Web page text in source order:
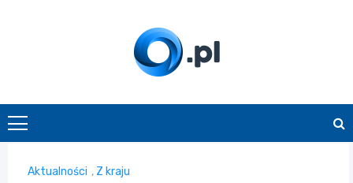
O.pl
Aktualności , Z kraju